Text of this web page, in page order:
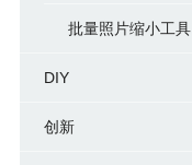
批量照片缩小工具
DIY
创新